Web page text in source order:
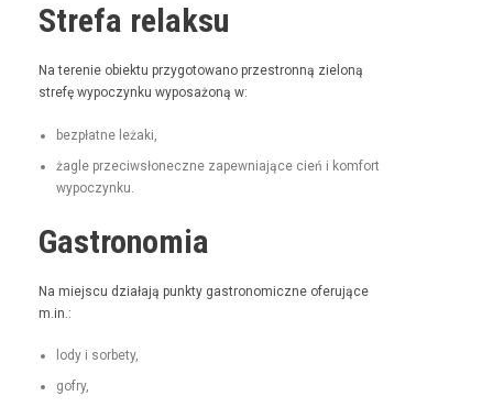
Strefa relaksu
Na tere­nie obiek­tu przy­go­towano prze­stron­ną zieloną
stre­fę wypoczynku wyposażoną w:
bezpłatne leża­ki,
żagle prze­ci­wsłoneczne zapew­ni­a­jące cień i kom­fort
wypoczynku.
Gastronomia
Na miejs­cu dzi­ała­ją punk­ty gas­tro­nom­iczne ofer­u­jące
m.in.:
lody i sorbety,
gofry,